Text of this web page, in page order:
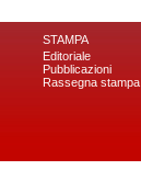
STAMPA
Editoriale
Pubblicazioni
Rassegna stampa